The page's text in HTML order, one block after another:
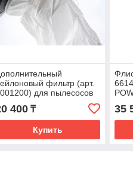
фильтр (арт.
для пылесосов
POWER D 22, AS10
400₸
Купить
35